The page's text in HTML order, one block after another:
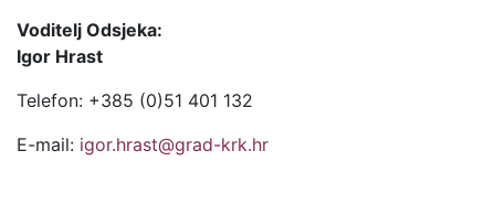
Voditelj Odsjeka:
Igor Hrast
Telefon: +385 (0)51 401 132
E-mail: igor.hrast@grad-krk.hr